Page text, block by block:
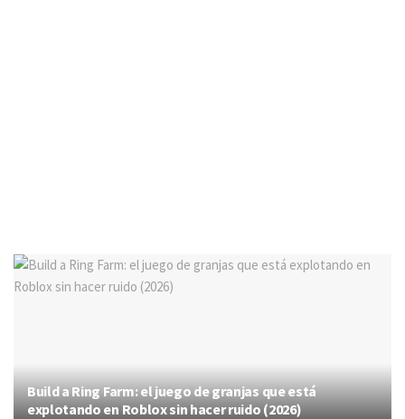
Build a Ring Farm: el juego de granjas que está
explotando en Roblox sin hacer ruido (2026)